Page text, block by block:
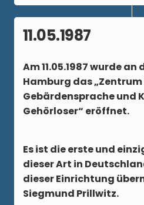
11.05.1987
Am11.05.1987wurde an
Hamburg das
Gebärdensprache und
Gehörloser“ eröffnet.
Es ist die erste und
dieser Art in
dieser Einrichtung
Siegmund Prillwitz.